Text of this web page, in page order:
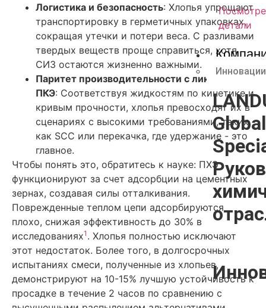
детали
Инновации
Global
Логистика и безопасность: Хлопья упрощают
транспортировку в герметичных упаковках,
сокращая утечки и потери веса. С разливами
твердых веществ проще справиться, хотя
СИЗ остаются жизненно важными.
Паритет производительности с ликвидными
ПКЭ: Соответствуя жидкостям по кинетике и
кривым прочности, хлопья превосходят их в
сценариях с высокими требованиями, таких
как SCC или перекачка, где удержание - это
главное.
Чтобы понять это, обратитесь к науке: ПХЭ
функционируют за счет адсорбции на цементных
зернах, создавая силы отталкивания.
Поврежденные теплом цепи адсорбируются
плохо, снижая эффективность до 30% в
исследованиях1 . Хлопья полностью исключают
этот недостаток. Более того, в долгосрочных
испытаниях смеси, полученные из хлопьев,
демонстрируют на 10-15% лучшую устойчивость к
просадке в течение 2 часов по сравнению с